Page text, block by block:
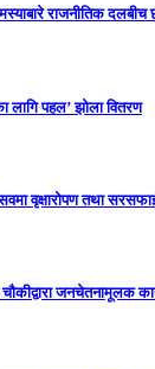
राजनीतिक
लागि पहल’ झोला वितरण
वृक्षारोपण तथा
चौकीद्वारा जनचेतनामूलक